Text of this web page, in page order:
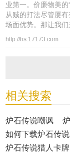
业第一。价廉物美
从贼的打法尽管屡
场面优势。那让我们
http://hs.17173.com
相关搜索
炉石传说嘲讽
如何下载炉石传说
炉石传说猎人卡牌